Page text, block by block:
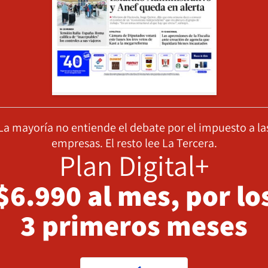
mayoría no entiende el debate por el impuesto a
empresas. El resto lee La Tercera.
Plan Digital+
al mes, por
3 primeros meses